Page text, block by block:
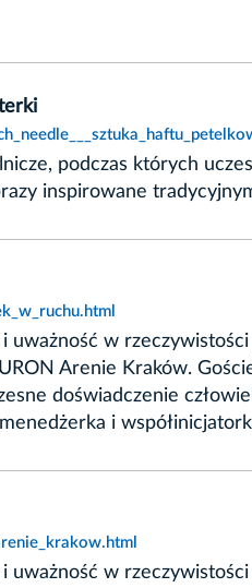
podczas których
inspirowane
w
Arenie Kraków.
doświadczenie
i
w